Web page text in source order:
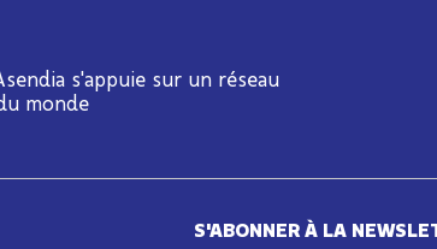
s'appuie sur un réseau
monde
S'ABONNER À LA